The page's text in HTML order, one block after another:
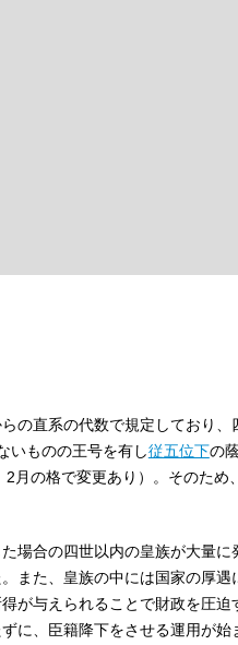
の直系の代数で規定しており、
いものの王号を有し従五位下の
2月の格で変更あり）。そのため
場合の四世以内の皇族が大量に
また、皇族の中には国家の厚遇
が与えられることで財政を圧迫
に、臣籍降下をさせる運用が始